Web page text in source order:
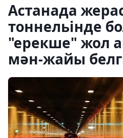
Астанада
тоннельінде
"ерекше" жол
мән-жайы